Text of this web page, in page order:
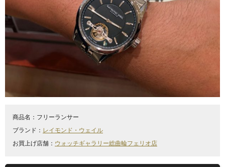
商品名： フリーランサー
ブランド： レイモンド・ウェイル
お買上げ店舗： ウォッチギャラリー総曲輪フェリオ店